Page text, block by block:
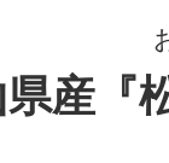
産『